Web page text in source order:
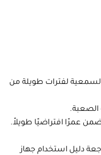
لفترات طويلة من
الصعبة.
عمرًا افتراضيًا طويلاً.
دليل استخدام جهاز